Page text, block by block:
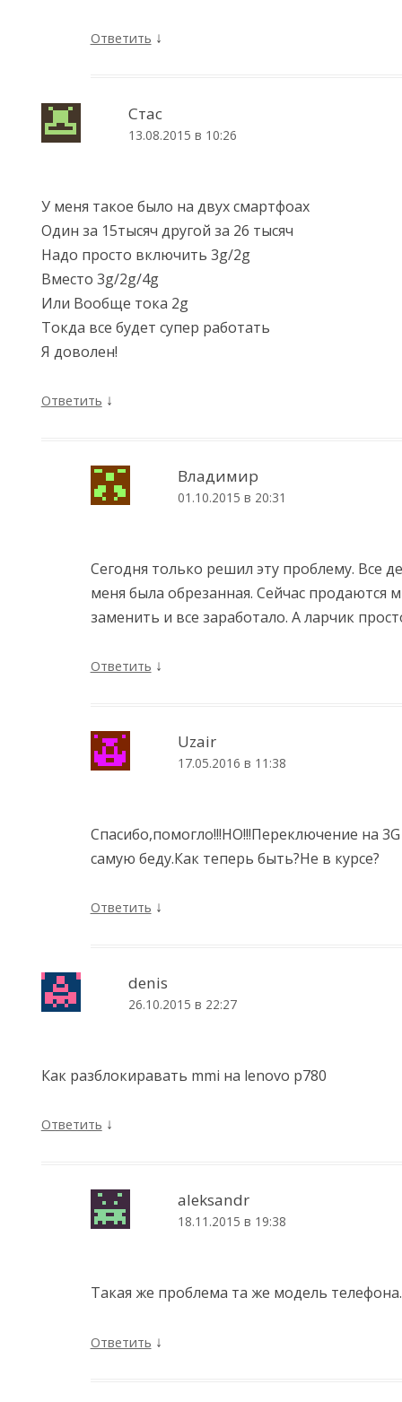
Ответить ↓
Стас
13.08.2015 в 10:26
У меня такое было на двух смартфоах
Один за 15тысяч другой за 26 тысяч
Надо просто включить 3g/2g
Вместо 3g/2g/4g
Или Вообще тока 2g
Токда все будет супер работать
Я доволен!
Ответить ↓
Владимир
01.10.2015 в 20:31
Сегодня только решил эту проблему. Все
меня была обрезанная. Сейчас продаются
заменить и все заработало. А ларчик
Ответить ↓
Uzair
17.05.2016 в 11:38
Спасибо,помогло!!!НО!!!Переключение на
самую беду.Как теперь быть?Не в курсе?
Ответить ↓
denis
26.10.2015 в 22:27
Как разблокиравать mmi на lenovo p780
Ответить ↓
aleksandr
18.11.2015 в 19:38
Такая же проблема та же модель
Ответить ↓